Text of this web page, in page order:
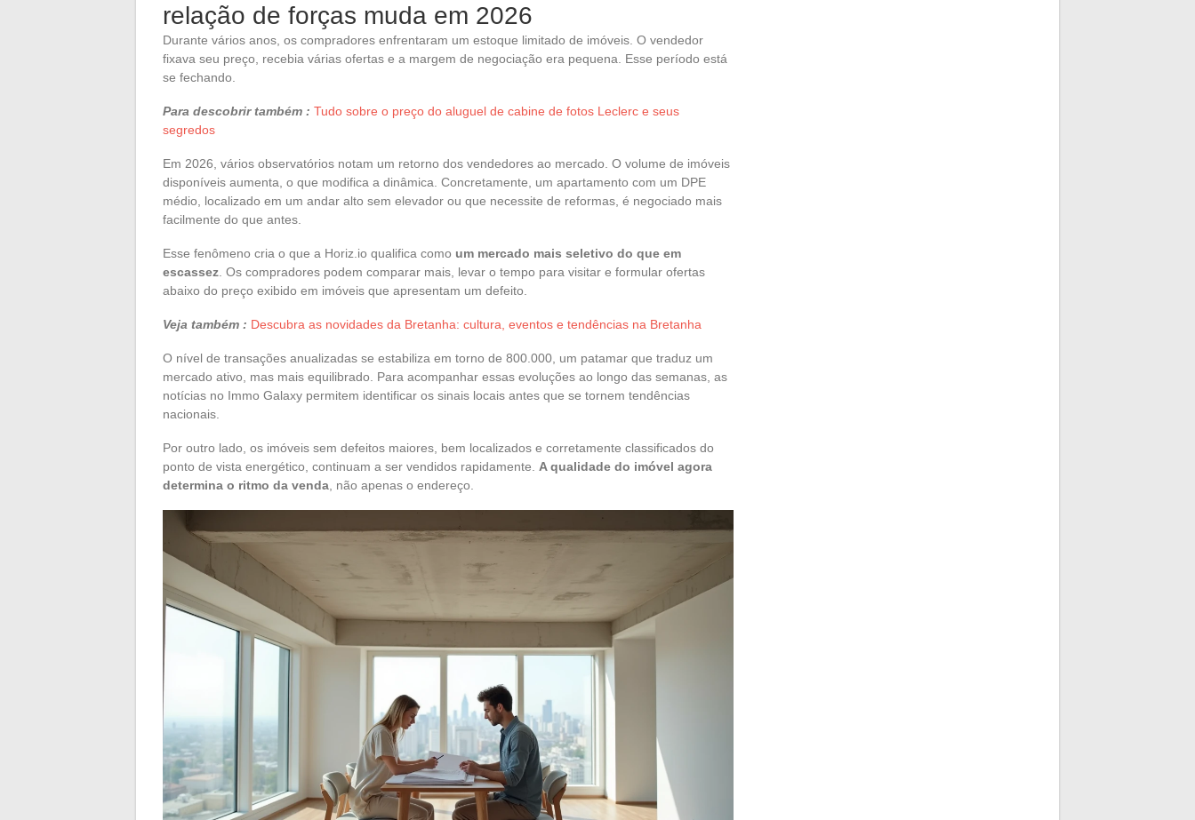
relação de forças muda em 2026
Durante vários anos, os compradores enfrentaram um estoque limitado de imóveis. O vendedor
fixava seu preço, recebia várias ofertas e a margem de negociação era pequena. Esse período está
se fechando.
Para descobrir também : Tudo sobre o preço do aluguel de cabine de fotos Leclerc e seus
segredos
Em 2026, vários observatórios notam um retorno dos vendedores ao mercado. O volume de imóveis
disponíveis aumenta, o que modifica a dinâmica. Concretamente, um apartamento com um DPE
médio, localizado em um andar alto sem elevador ou que necessite de reformas, é negociado mais
facilmente do que antes.
Esse fenômeno cria o que a Horiz.io qualifica como um mercado mais seletivo do que em
escassez . Os compradores podem comparar mais, levar o tempo para visitar e formular ofertas
abaixo do preço exibido em imóveis que apresentam um defeito.
Veja também : Descubra as novidades da Bretanha: cultura, eventos e tendências na Bretanha
O nível de transações anualizadas se estabiliza em torno de 800.000, um patamar que traduz um
mercado ativo, mas mais equilibrado. Para acompanhar essas evoluções ao longo das semanas, as
notícias no Immo Galaxy permitem identificar os sinais locais antes que se tornem tendências
nacionais.
Por outro lado, os imóveis sem defeitos maiores, bem localizados e corretamente classificados do
ponto de vista energético, continuam a ser vendidos rapidamente. A qualidade do imóvel agora
determina o ritmo da venda , não apenas o endereço.